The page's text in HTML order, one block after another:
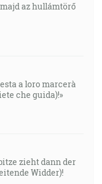
az hullámtörő
a loro marcerà
che guida)!»
zieht dann der
Widder)!